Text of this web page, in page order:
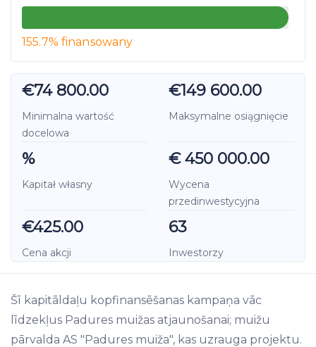
155.7% finansowany
€74 800.00
Minimalna wartość
docelowa
€149 600.00
Maksymalne osiągnięcie
%
Kapitał własny
€ 450 000.00
Wycena
przedinwestycyjna
€425.00
Cena akcji
63
Inwestorzy
Šī kapitāldaļu kopfinansēšanas kampaņa vāc
līdzekļus Padures muižas atjaunošanai; muižu
pārvalda AS "Padures muiža", kas uzrauga projektu.